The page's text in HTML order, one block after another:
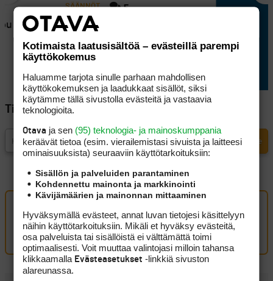
SÄÄNNÖT 5
Yksi vilkuilu, iso kohu: näin
vastustajan mailaa
saa
Tilaa Golfpisteen uutiskirje
Oma kommentti
Kirjaudu sisään kommentoidaksesi
Kotimaista laatusisältöä – evästeillä parempi
käyttökokemus
Haluamme tarjota sinulle parhaan mahdollisen
käyttökokemuksen ja laadukkaat sisällöt, siksi
käytämme tällä sivustolla evästeitä ja vastaavia
teknologioita.
Otava ja sen (95) teknologia- ja mainoskumppania
keräävät tietoa (esim. vierailemis­tasi sivuista ja laitteesi
ominaisuuk­sista) seuraaviin käyttötarkoituksiin:
Sisällön ja palveluiden parantaminen
Kohdennettu mainonta ja markkinointi
Kävijämäärien ja mainonnan mittaaminen
Hyväksymällä evästeet, annat luvan tietojesi käsittelyyn
näihin käyttötarkoituksiin. Mikäli et hyväksy evästeitä,
osa palveluista tai sisällöistä ei välttämättä toimi
optimaalisesti. Voit muuttaa valintojasi milloin tahansa
klikkaamalla Evästeasetukset -linkkiä sivuston
alareunassa.